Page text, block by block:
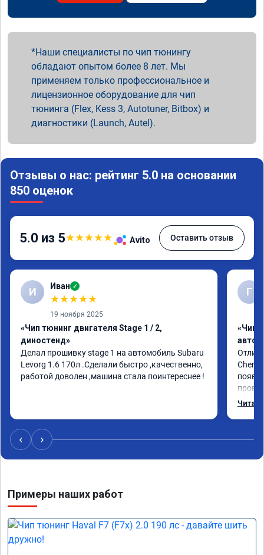
Наши специалисты по чип тюнингу
обладают опытом более 8 лет. Мы
применяем только профессиональное и
лицензионное оборудование для чип
тюнинга (Flex, Kess 3, Autotuner, Bitbox) и
диагностики (Launch, Autel).
Отзывы о нас: рейтинг 5.0 на основании
850 оценок
5.0 из 5★★★★★ Avito Оставить отзыв
И Иван ✓
★★★★★
19 ноября 2025
«Чип тюнинг двигателя Stage 1 / 2,
диностенд»
Делал прошивку stage 1 на автомобиль Subaru
Levorg 1.6 170л .Сделали быстро ,качественно,
работой доволен ,машина стала поинтереснее !
Г
«Чип
Chery
‹ ›
Примеры наших работ